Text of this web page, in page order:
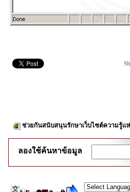
ช่วยกันสนับสนุนรักษาเว็บไซต์ความรู้แ
ลองใช้ค้นหาข้อมูล